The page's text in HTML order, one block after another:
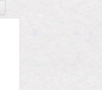
Skip
content